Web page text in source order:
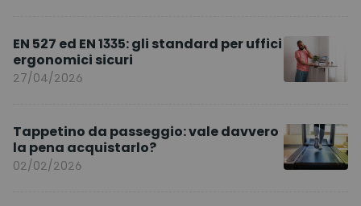
EN 527 ed EN 1335: gli standard per uffici
ergonomici sicuri
27/04/2026
Tappetino da passeggio: vale davvero
la pena acquistarlo?
02/02/2026